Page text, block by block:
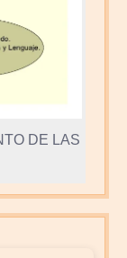
DE LAS